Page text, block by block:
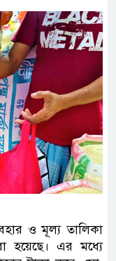
ও মূল্য তালিকা
হয়েছে। এর মধ্যে